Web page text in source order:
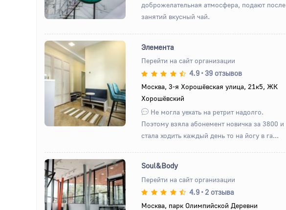
доброжелательная атмосфера, подают после
занятий вкусный чай.
Назад Вперед
Элемента
Перейти на сайт организации
4.9 •39 отзывов
Москва, 3-я Хорошёвская улица, 21к5, ЖК
Хорошёвский
Не могла уехать на ретрит надолго.
Поэтому взяла абонемент новичка за 3800 и
стала ходить каждый день то на йогу в га...
Назад Вперед
Soul&Body
Перейти на сайт организации
4.9 • 2 отзыва
Москва, парк Олимпийской Деревни